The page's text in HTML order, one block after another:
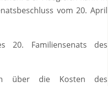
vom 20. April
20. Familiensenats des
über die Kosten des